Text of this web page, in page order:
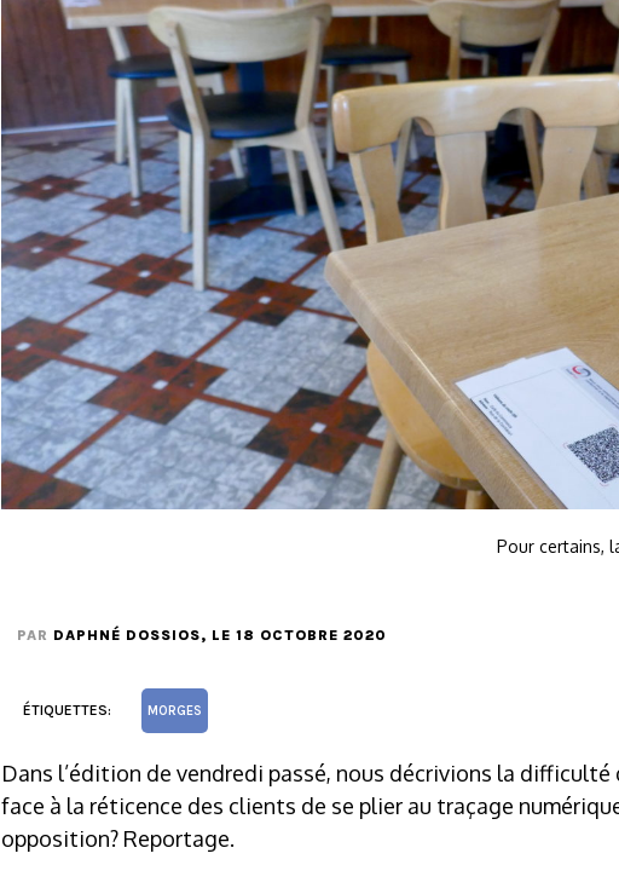
Pour certains,
PAR DAPHNÉ DOSSIOS, LE 18 OCTOBRE 2020
ÉTIQUETTES: MORGES
Dans l’édition de vendredi passé, nous décrivions la
face à la réticence des clients de se plier au traçage
opposition? Reportage.